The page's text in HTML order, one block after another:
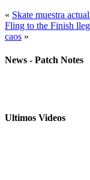
« Skate muestra
Fling to the Finish
caos »
News - Patch Notes
Ultimos Videos